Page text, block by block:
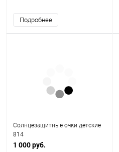
Подробнее
Солнцезащитные очки детские
814
1 000 руб.